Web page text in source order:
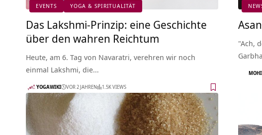
EVENTS YOGA & SPIRITUALITÄT
Das Lakshmi-Prinzip: eine Geschichte
über den wahren Reichtum
Heute, am 6. Tag von Navaratri, verehren wir noch
einmal Lakshmi, die…
YOGAWIKI VOR 2 JAHREN 1.5K VIEWS
"Ach,